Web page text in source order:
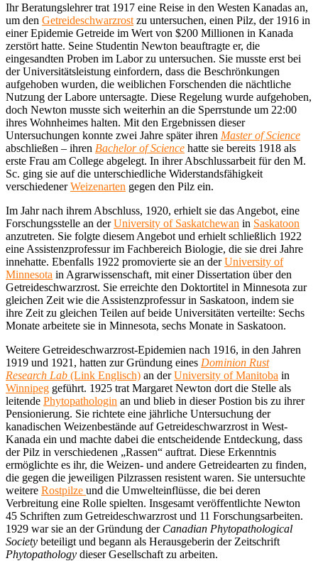
Ihr Beratungslehrer trat 1917 eine Reise in den Westen Kanadas an,
um den Getreideschwarzrost zu untersuchen, einen Pilz, der 1916 in
einer Epidemie Getreide im Wert von $200 Millionen in Kanada
zerstört hatte. Seine Studentin Newton beauftragte er, die
eingesandten Proben im Labor zu untersuchen. Sie musste erst bei
der Universitätsleistung einfordern, dass die Beschrönkungen
aufgehoben wurden, die weiblichen Forschenden die nächtliche
Nutzung der Labore untersagte. Diese Regelung wurde aufgehoben,
doch Newton musste sich weiterhin an die Sperrstunde um 22:00
ihres Wohnheimes halten. Mit den Ergebnissen dieser
Untersuchungen konnte zwei Jahre später ihren Master of Science
abschließen – ihren Bachelor of Science hatte sie bereits 1918 als
erste Frau am College abgelegt. In ihrer Abschlussarbeit für den M.
Sc. ging sie auf die unterschiedliche Widerstandsfähigkeit
verschiedenerWeizenarten gegen den Pilz ein.
Im Jahr nach ihrem Abschluss, 1920, erhielt sie das Angebot, eine
Forschungsstelle an derUniversity of Saskatchewan in Saskatoon
anzutreten. Sie folgte diesem Angebot und erhielt schließlich 1922
eine Assistenzprofessur im Fachbereich Biologie, die sie drei Jahre
innehatte. Ebenfalls 1922 promovierte sie an derUniversity of
Minnesota in Agrarwissenschaft, mit einer Dissertation über den
Getreideschwarzrost. Sie erreichte den Doktortitel in Minnesota zur
gleichen Zeit wie die Assistenzprofessur in Saskatoon, indem sie
ihre Zeit zu gleichen Teilen auf beide Universitäten verteilte: Sechs
Monate arbeitete sie in Minnesota, sechs Monate in Saskatoon.
Weitere Getreideschwarzrost-Epidemien nach 1916, in den Jahren
1919 und 1921, hatten zur Gründung eines Dominion Rust
Research Lab (Link Englisch) an derUniversity of Manitoba in
Winnipeg geführt. 1925 trat Margaret Newton dort die Stelle als
leitende Phytopathologin an und blieb in dieser Postion bis zu ihrer
Pensionierung. Sie richtete eine jährliche Untersuchung der
kanadischen Weizenbestände auf Getreideschwarzrost in West-
Kanada ein und machte dabei die entscheidende Entdeckung, dass
der Pilz in verschiedenen „Rassen“ auftrat. Diese Erkenntnis
ermöglichte es ihr, die Weizen- und andere Getreidearten zu finden,
die gegen die jeweiligen Pilzrassen resistent waren. Sie untersuchte
weitere Rostpilze und die Umwelteinflüsse, die bei deren
Verbreitung eine Rolle spielten. Insgesamt veröffentlichte Newton
45 Schriften zum Getreideschwarzrost und 11 Forschungsarbeiten.
1929 war sie an der Gründung der Canadian Phytopathological
Society beteiligt und begann als Herausgeberin der Zeitschrift
Phytopathology dieser Gesellschaft zu arbeiten.